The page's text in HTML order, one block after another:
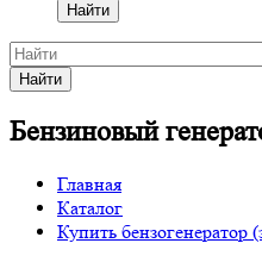
Найти
Найти
Бензиновый
Главная
Каталог
Купить бензогенератор